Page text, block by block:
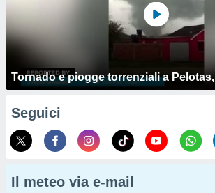
Tornado e piogge torrenziali a
Seguici
Il meteo via e-mail